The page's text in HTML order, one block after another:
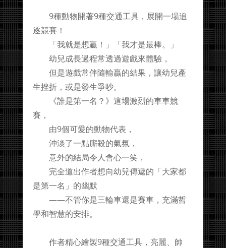
9種動物開著9種交通工具，展開一場追
逐競賽！
「我就是想贏！」「我才是最棒。」
幼兒成長過程常透過遊戲來體驗，
但是遊戲常伴隨輸贏的結果，讓幼兒產
生挫折，或是發生爭吵。
《誰是第一名？》這場激烈的車車競
賽，
由9個可愛的動物代表，
沖淡了一點廝殺的氣氛，
意外的結局令人會心一笑，
完全道出作者想向幼兒傳遞的「大家都
是第一名」的幽默
——不管你是三輪車還是賽車，充滿哲
學和智慧的安排。
作者精心繪製9種交通工具，亮麗、帥